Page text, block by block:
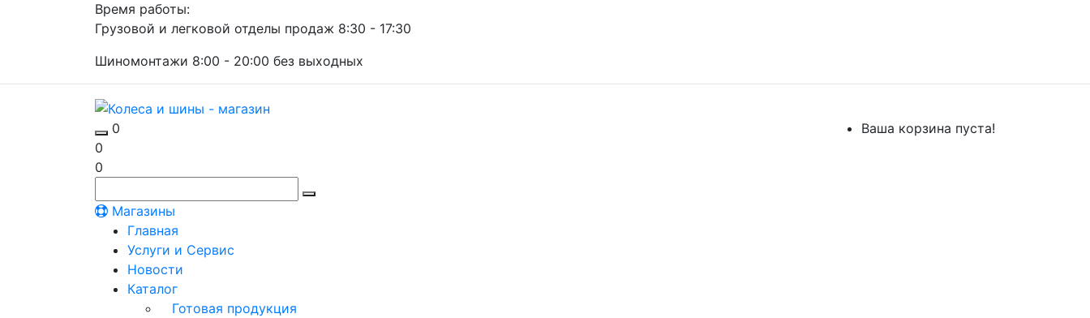
Время работы:
Грузовой и легковой отделы продаж 8:30 - 17:30
Шиномонтажи 8:00 - 20:00 без выходных
0
Ваша корзина пуста!
0
0
Магазины
Главная
Услуги и Сервис
Новости
Каталог
Готовая продукция